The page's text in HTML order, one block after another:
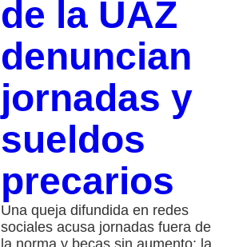
de la UAZ
denuncian
jornadas y
sueldos
precarios
Una queja difundida en redes
sociales acusa jornadas fuera de
la norma y becas sin aumento; la